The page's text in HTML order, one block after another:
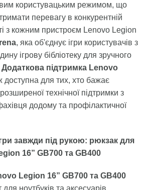
користувацьким режимом, що
перевагу в конкурентній
з кожним пристроєм Lenovo Legion
, яка об'єднує ігри користувачів з
ігрову бібліотеку для зручного
Додаткова підтримка Lenovo
доступна для тих, хто бажає
технічної підтримки з
додому та профілактичної
завжди під рукою: рюкзак для
16” GB700 та GB400
Legion 16” GB700 та GB400